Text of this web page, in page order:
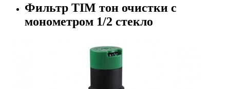
Фильтр TIM тон очистки с
монометром 1/2 стекло